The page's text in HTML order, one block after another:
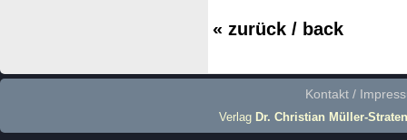
« zurück / back
Kontakt /
Verlag Dr. Christian Müller-Straten